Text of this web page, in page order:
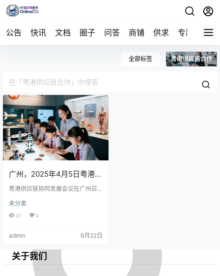
公告 快讯 文档 圈子 问答 商铺 供求 专题 导航
全部标签 粤港供应链合作
广州，2025年4月5日粤港供
应链合作再升级，两地在物
流、贸易及技术标准等方面
区域经济一体化水平。
粤港供应链协同发展会议在广州召
划（2025-2027）》，旨在加强跨
境物流、通关便利化和数字贸易等
年将推出多项措施，包括建设信息
易额持续增长，合作对提升区域竞
争力和应对外部不确定性具有重要
意义。目前，首批试点项目已启
未分类
21 0
admin 6月22日
关于我们